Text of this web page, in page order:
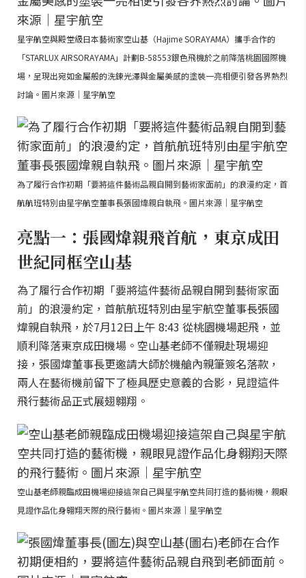
星宇航空與殿堂級日本藝術家空山基（Hajime SORAYAMA）攜手合作的
「STARLUX AIRSORAYAMA」計劃B-58553銀色飛機於之前降落桃園國際機
場，呈現出宛如金屬般的洗鍊光澤與金屬美感的塗裝一亮相便引發各界熱烈
討論。圖片來源｜星宇航空
為了履行合作初期「要將這件藝術品親自開到藝術家面前」的浪漫約定，首
航航班特別由星宇航空董事長張國煒親自執飛。圖片來源｜星宇航空
亮點一：張國煒親飛首航，東京成田
世紀同框空山基
為了履行合作初期「要將這件藝術品親自開到藝術家面
前」的浪漫約定，首航航班特別由星宇航空董事長張國
煒親自執飛，於7月12日上午 8:43 從桃園機場起飛，並
順利降落東京成田機場。空山基老師不僅親赴現場迎
接，張國煒董事長更邀請大師於機艙內親筆簽名落款，
兩人在藝術機前留下了極具歷史意義的合影，見證這件
飛行藝術品正式展翅翱翔。
空山基老師親臨成田機場迎接這架自己與星宇航空共同打造的藝術機，親眼
見證作品化身翱翔天際的飛行藝術。圖片來源｜星宇航空